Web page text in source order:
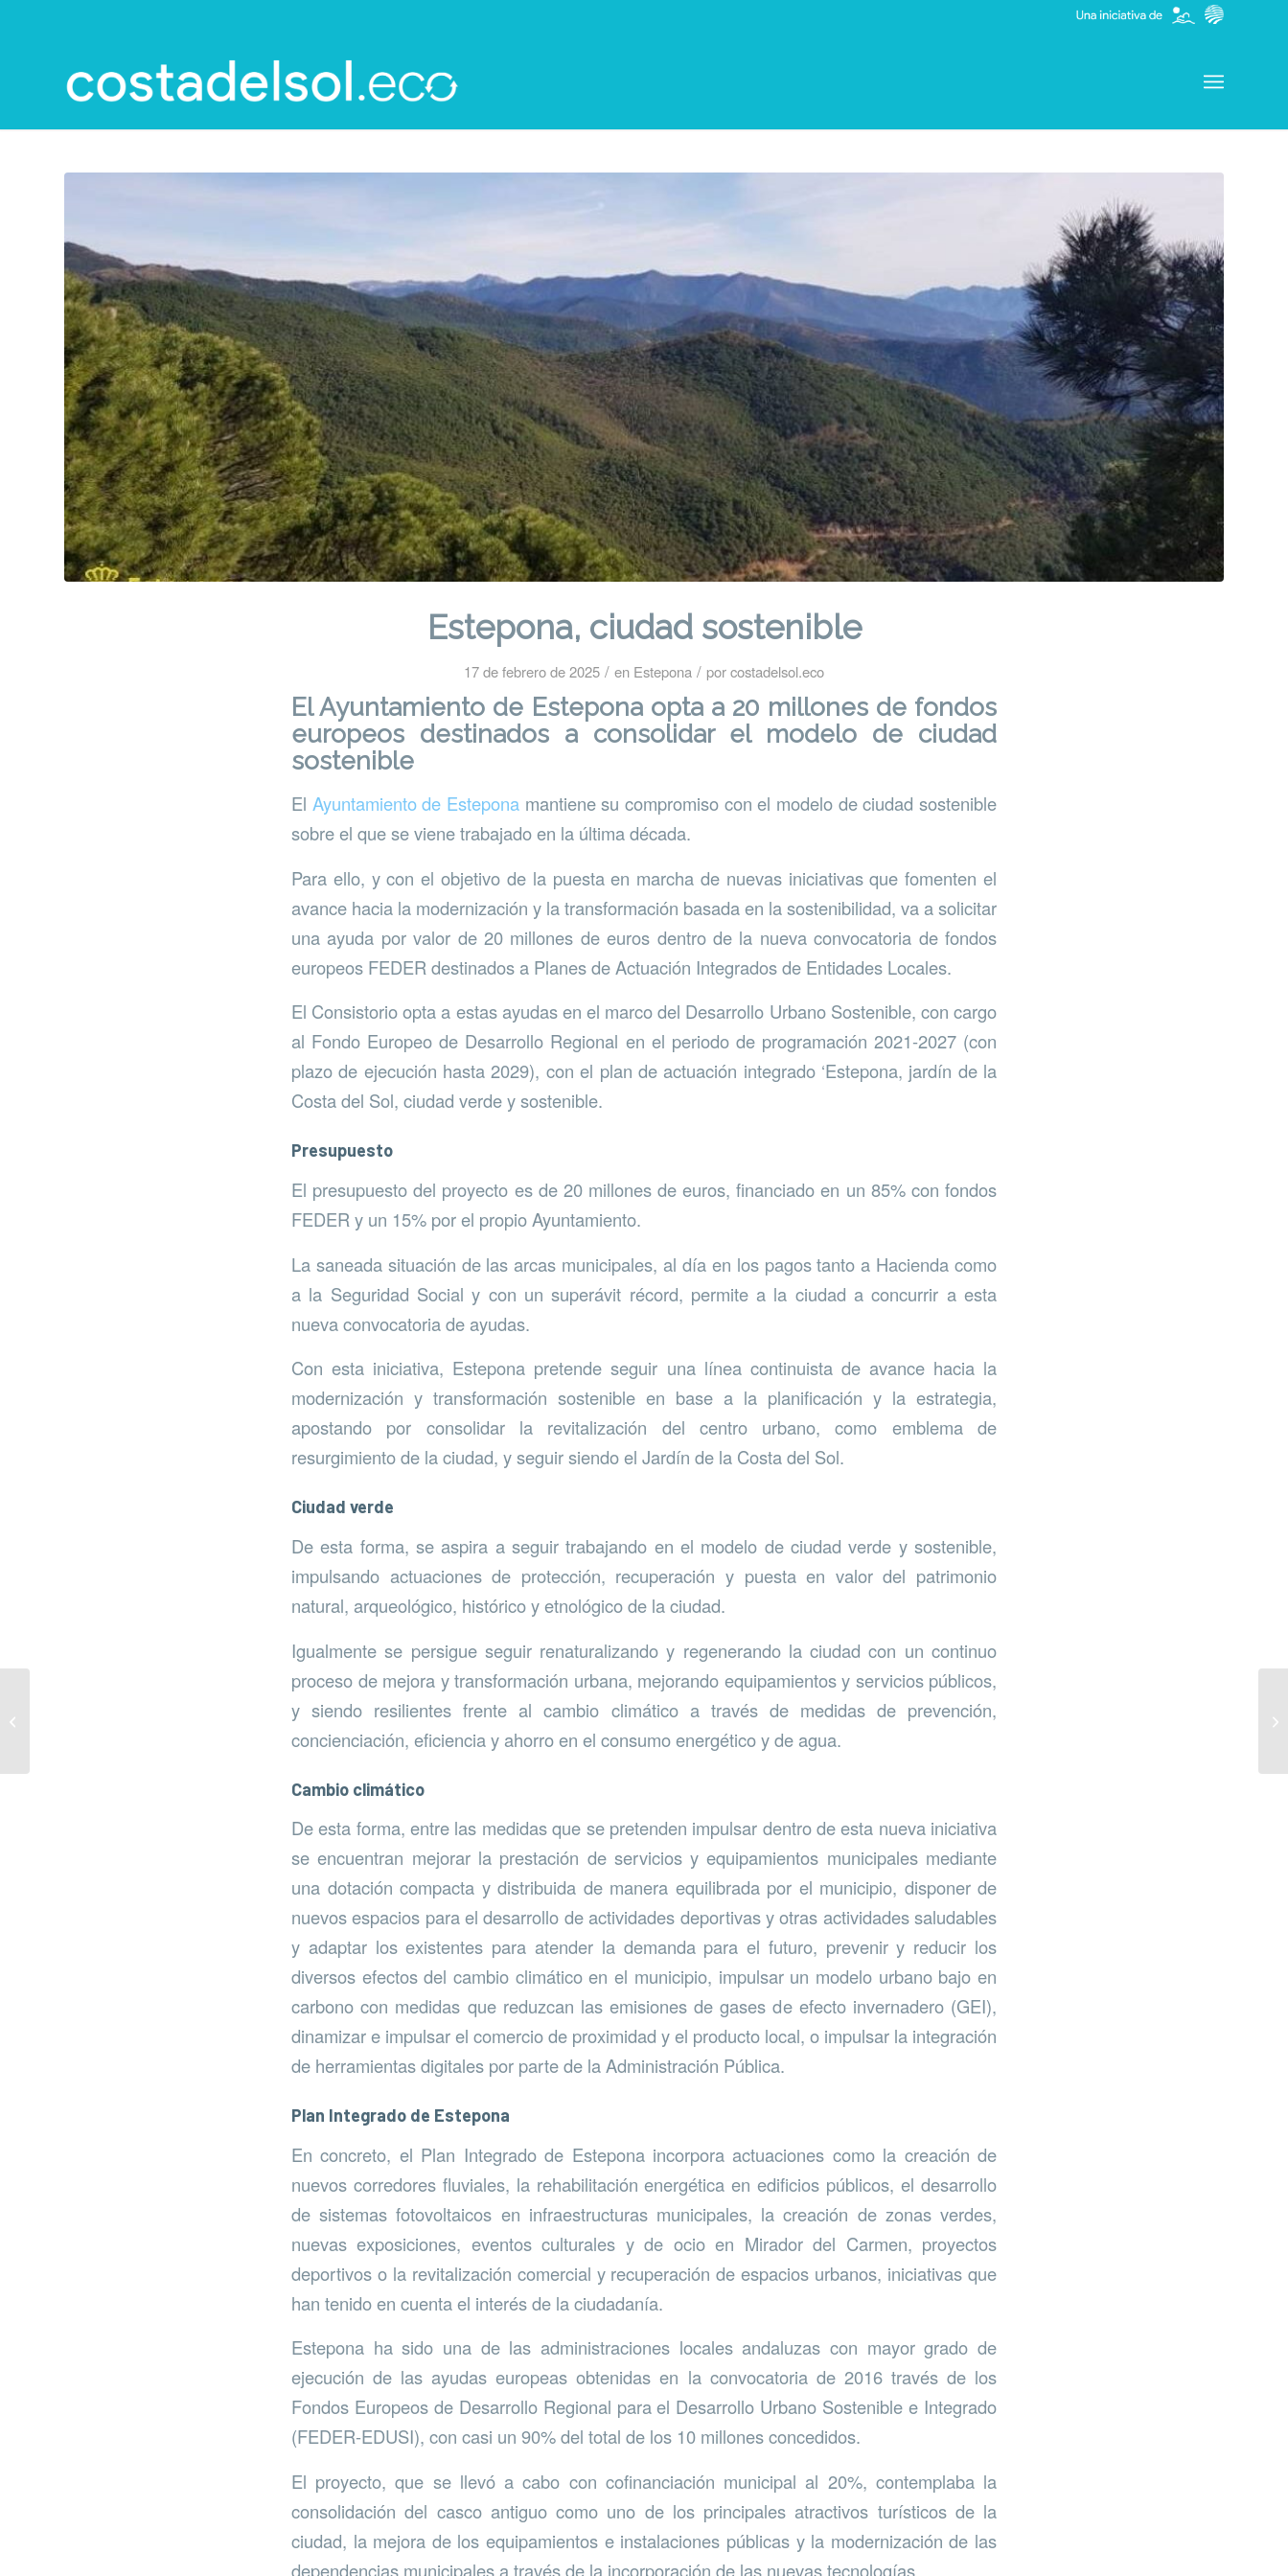
Estepona, ciudad sostenible
17 de febrero de 2025 / en Estepona / porcostadelsol.eco
El Ayuntamiento de Estepona opta a 20 millones de fondos
europeos destinados a consolidar el modelo de ciudad
sostenible
El Ayuntamiento de Estepona mantiene su compromiso con el modelo de ciudad sostenible
sobre el que se viene trabajado en la última década.
Para ello, y con el objetivo de la puesta en marcha de nuevas iniciativas que fomenten el
avance hacia la modernización y la transformación basada en la sostenibilidad, va a solicitar
una ayuda por valor de 20 millones de euros dentro de la nueva convocatoria de fondos
europeos FEDER destinados a Planes de Actuación Integrados de Entidades Locales.
El Consistorio opta a estas ayudas en el marco del Desarrollo Urbano Sostenible, con cargo
al Fondo Europeo de Desarrollo Regional en el periodo de programación 2021-2027 (con
plazo de ejecución hasta 2029), con el plan de actuación integrado ‘Estepona, jardín de la
Costa del Sol, ciudad verde y sostenible.
Presupuesto
El presupuesto del proyecto es de 20 millones de euros, financiado en un 85% con fondos
FEDER y un 15% por el propio Ayuntamiento.
La saneada situación de las arcas municipales, al día en los pagos tanto a Hacienda como
a la Seguridad Social y con un superávit récord, permite a la ciudad a concurrir a esta
nueva convocatoria de ayudas.
Con esta iniciativa, Estepona pretende seguir una línea continuista de avance hacia la
modernización y transformación sostenible en base a la planificación y la estrategia,
apostando por consolidar la revitalización del centro urbano, como emblema de
resurgimiento de la ciudad, y seguir siendo el Jardín de la Costa del Sol.
Ciudad verde
De esta forma, se aspira a seguir trabajando en el modelo de ciudad verde y sostenible,
impulsando actuaciones de protección, recuperación y puesta en valor del patrimonio
natural, arqueológico, histórico y etnológico de la ciudad.
Igualmente se persigue seguir renaturalizando y regenerando la ciudad con un continuo
proceso de mejora y transformación urbana, mejorando equipamientos y servicios públicos,
y siendo resilientes frente al cambio climático a través de medidas de prevención,
concienciación, eficiencia y ahorro en el consumo energético y de agua.
Cambio climático
De esta forma, entre las medidas que se pretenden impulsar dentro de esta nueva iniciativa
se encuentran mejorar la prestación de servicios y equipamientos municipales mediante
una dotación compacta y distribuida de manera equilibrada por el municipio, disponer de
nuevos espacios para el desarrollo de actividades deportivas y otras actividades saludables
y adaptar los existentes para atender la demanda para el futuro, prevenir y reducir los
diversos efectos del cambio climático en el municipio, impulsar un modelo urbano bajo en
carbono con medidas que reduzcan las emisiones de gases de efecto invernadero (GEI),
dinamizar e impulsar el comercio de proximidad y el producto local, o impulsar la integración
de herramientas digitales por parte de la Administración Pública.
Plan Integrado de Estepona
En concreto, el Plan Integrado de Estepona incorpora actuaciones como la creación de
nuevos corredores fluviales, la rehabilitación energética en edificios públicos, el desarrollo
de sistemas fotovoltaicos en infraestructuras municipales, la creación de zonas verdes,
nuevas exposiciones, eventos culturales y de ocio en Mirador del Carmen, proyectos
deportivos o la revitalización comercial y recuperación de espacios urbanos, iniciativas que
han tenido en cuenta el interés de la ciudadanía.
Estepona ha sido una de las administraciones locales andaluzas con mayor grado de
ejecución de las ayudas europeas obtenidas en la convocatoria de 2016 través de los
Fondos Europeos de Desarrollo Regional para el Desarrollo Urbano Sostenible e Integrado
(FEDER-EDUSI), con casi un 90% del total de los 10 millones concedidos.
El proyecto, que se llevó a cabo con cofinanciación municipal al 20%, contemplaba la
consolidación del casco antiguo como uno de los principales atractivos turísticos de la
ciudad, la mejora de los equipamientos e instalaciones públicas y la modernización de las
dependencias municipales a través de la incorporación de las nuevas tecnologías.